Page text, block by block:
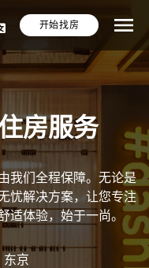
开始找房
房服务
我们全程保障。无论是
忧解决方案，让您专注
适体验，始于一尚。
东京